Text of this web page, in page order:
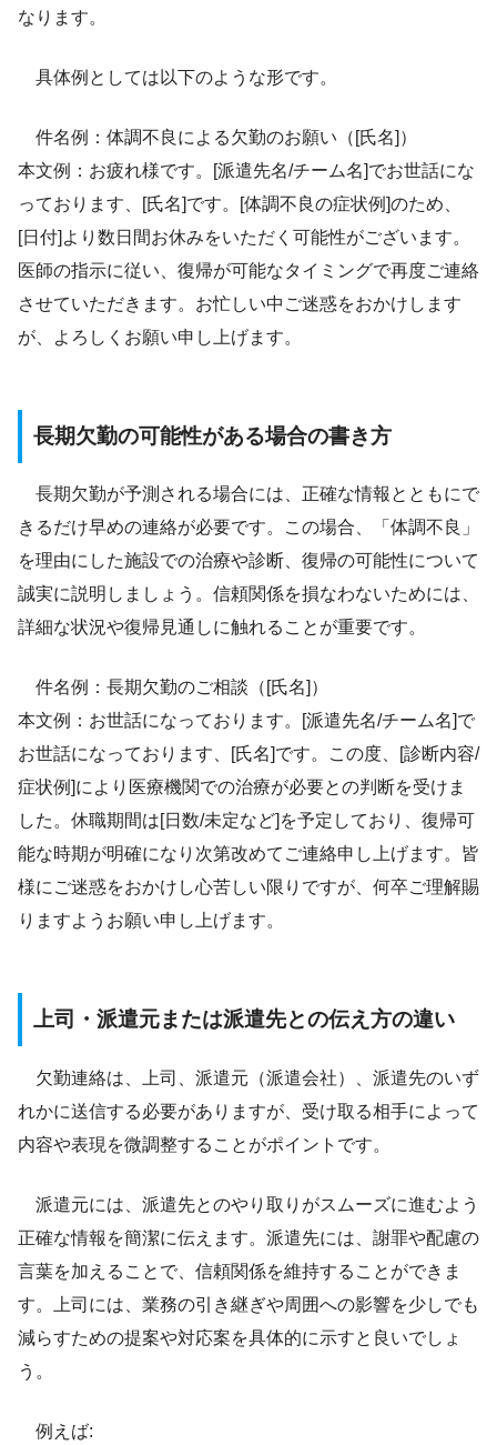
なります。
具体例としては以下のような形です。
件名例：体調不良による欠勤のお願い（[氏名]）
本文例：お疲れ様です。[派遣先名/チーム名]でお世話にな
っております、[氏名]です。[体調不良の症状例]のため、
[日付]より数日間お休みをいただく可能性がございます。
医師の指示に従い、復帰が可能なタイミングで再度ご連絡
させていただきます。お忙しい中ご迷惑をおかけします
が、よろしくお願い申し上げます。
長期欠勤の可能性がある場合の書き方
長期欠勤が予測される場合には、正確な情報とともにで
きるだけ早めの連絡が必要です。この場合、「体調不良」
を理由にした施設での治療や診断、復帰の可能性について
誠実に説明しましょう。信頼関係を損なわないためには、
詳細な状況や復帰見通しに触れることが重要です。
件名例：長期欠勤のご相談（[氏名]）
本文例：お世話になっております。[派遣先名/チーム名]で
お世話になっております、[氏名]です。この度、[診断内容/
症状例]により医療機関での治療が必要との判断を受けま
した。休職期間は[日数/未定など]を予定しており、復帰可
能な時期が明確になり次第改めてご連絡申し上げます。皆
様にご迷惑をおかけし心苦しい限りですが、何卒ご理解賜
りますようお願い申し上げます。
上司・派遣元または派遣先との伝え方の違い
欠勤連絡は、上司、派遣元（派遣会社）、派遣先のいず
れかに送信する必要がありますが、受け取る相手によって
内容や表現を微調整することがポイントです。
派遣元には、派遣先とのやり取りがスムーズに進むよう
正確な情報を簡潔に伝えます。派遣先には、謝罪や配慮の
言葉を加えることで、信頼関係を維持することができま
す。上司には、業務の引き継ぎや周囲への影響を少しでも
減らすための提案や対応案を具体的に示すと良いでしょ
う。
例えば: